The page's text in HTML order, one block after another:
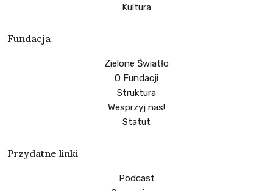
Kultura
Fundacja
Zielone Światło
O Fundacji
Struktura
Wesprzyj nas!
Statut
Przydatne linki
Podcast